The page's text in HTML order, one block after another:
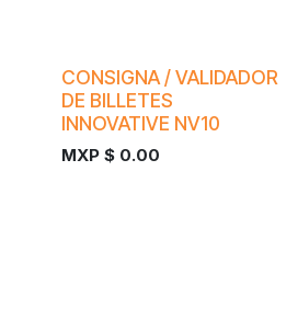
CONSIGNA / VALIDADOR
DE BILLETES
INNOVATIVE NV10
MXP $ 0.00